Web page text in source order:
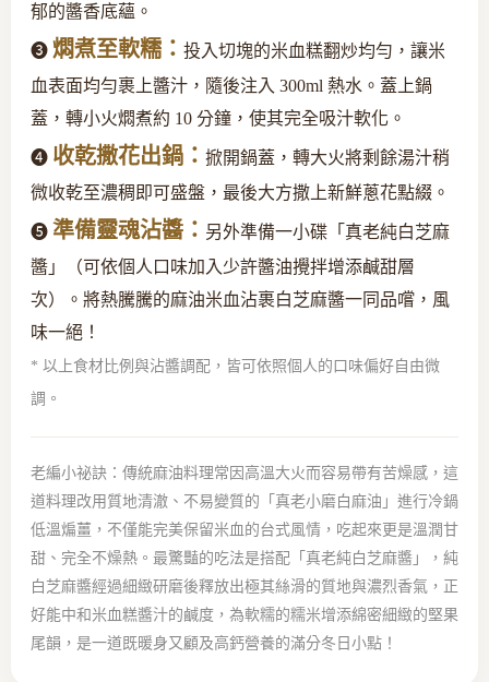
郁的醬香底蘊。
❸ 燜煮至軟糯： 投入切塊的米血糕翻炒均勻，讓米
血表面均勻裹上醬汁，隨後注入 300ml 熱水。蓋上鍋
蓋，轉小火燜煮約 10 分鐘，使其完全吸汁軟化。
❹ 收乾撒花出鍋： 掀開鍋蓋，轉大火將剩餘湯汁稍
微收乾至濃稠即可盛盤，最後大方撒上新鮮蔥花點綴。
❺ 準備靈魂沾醬： 另外準備一小碟「真老純白芝麻
醬」（可依個人口味加入少許醬油攪拌增添鹹甜層
次）。將熱騰騰的麻油米血沾裹白芝麻醬一同品嚐，風
味一絕！
* 以上食材比例與沾醬調配，皆可依照個人的口味偏好自由微
調。
老編小祕訣：傳統麻油料理常因高溫大火而容易帶有苦燥感，這
道料理改用質地清澈、不易變質的「真老小磨白麻油」進行冷鍋
低溫煸薑，不僅能完美保留米血的台式風情，吃起來更是溫潤甘
甜、完全不燥熱。最驚豔的吃法是搭配「真老純白芝麻醬」，純
白芝麻醬經過細緻研磨後釋放出極其絲滑的質地與濃烈香氣，正
好能中和米血糕醬汁的鹹度，為軟糯的糯米增添綿密細緻的堅果
尾韻，是一道既暖身又顧及高鈣營養的滿分冬日小點！